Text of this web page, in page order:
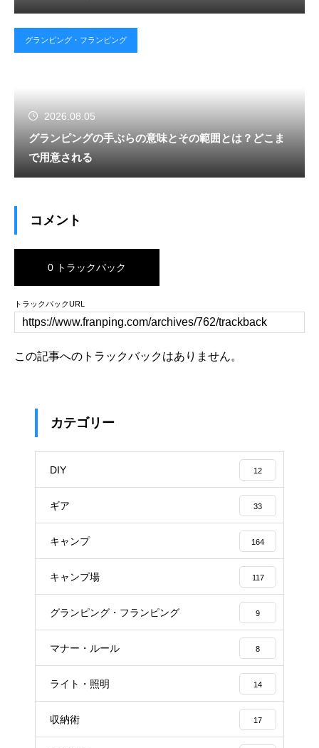
グランピング・フランピング
2026.08.05
グランピングの手ぶらの意味とその範囲とは？どこま
で用意される
コメント
0 トラックバック
トラックバックURL
この記事へのトラックバックはありません。
カテゴリー
DIY 12
ギア 33
キャンプ 164
キャンプ場 117
グランピング・フランピング 9
マナー・ルール 8
ライト・照明 14
収納術 17